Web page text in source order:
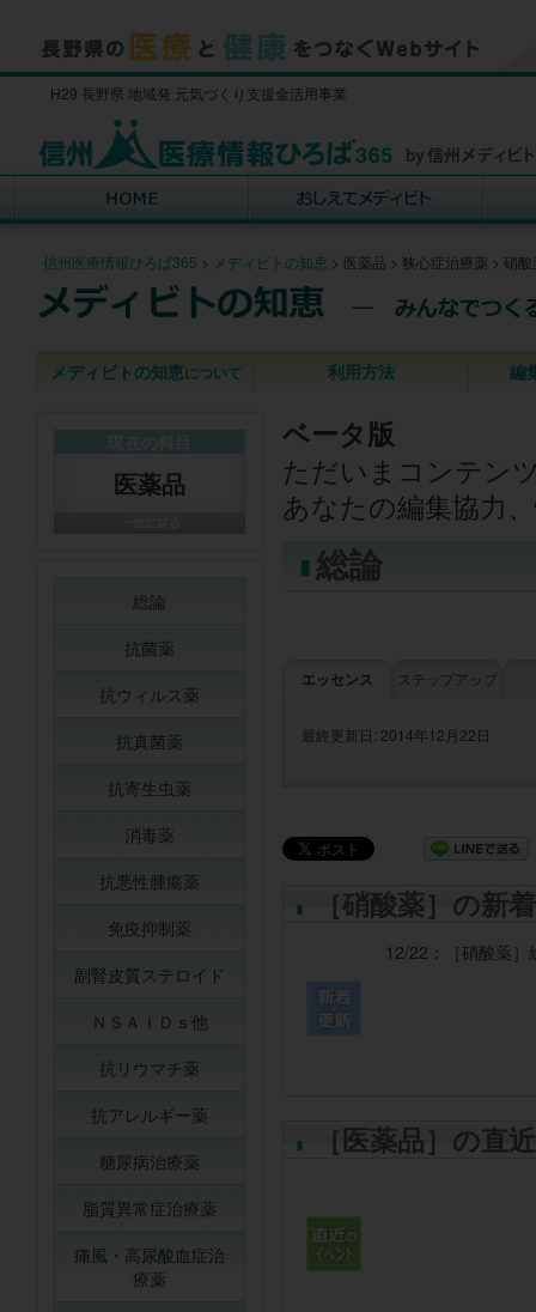
H29 長野県 地域発 元気づくり支援金活用事業
信州医療情報ひろば365 > メディビトの知恵 > 医薬品 > 狭心症治療薬 > 硝酸
メディビトの知恵について 利用方法 編
ベータ版
ただいまコンテン
あなたの編集協力
総論
エッセンス ステップアップ
最終更新日: 2014年12月22日
［硝酸薬］の新
12/22： ［硝酸薬］
［医薬品］の直
医薬品
総論
抗菌薬
抗ウィルス薬
抗真菌薬
抗寄生虫薬
消毒薬
抗悪性腫瘍薬
免疫抑制薬
副腎皮質ステロイド
ＮＳＡＩＤｓ他
抗リウマチ薬
抗アレルギー薬
糖尿病治療薬
脂質異常症治療薬
痛風・高尿酸血症治
療薬